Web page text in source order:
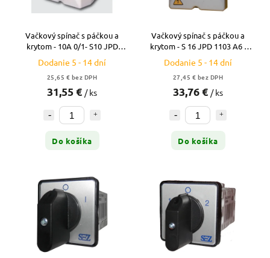
Vačkový spínač s páčkou a
krytom - 10A 0/1- S10 JPD
Dodanie 5 - 14 dní
25,65 € bez DPH
31,55 € / ks
Do košíka
Vačkový spínač s páčkou a
krytom - S 16 JPD 1103 A6 -
Dodanie 5 - 14 dní
27,45 € bez DPH
33,76 € / ks
Do košíka